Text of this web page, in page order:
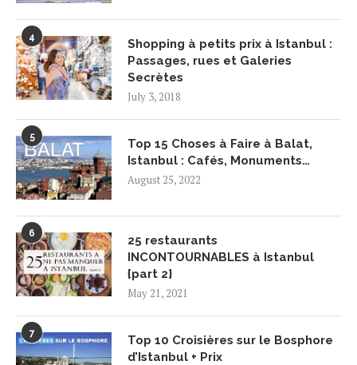
4
Shopping à petits prix à Istanbul :
Passages, rues et Galeries
Secrètes
July 3, 2018
5
Top 15 Choses à Faire à Balat,
Istanbul : Cafés, Monuments…
August 25, 2022
6
25 restaurants
INCONTOURNABLES à Istanbul
{part 2}
May 21, 2021
7
Top 10 Croisières sur le Bosphore
d’Istanbul + Prix